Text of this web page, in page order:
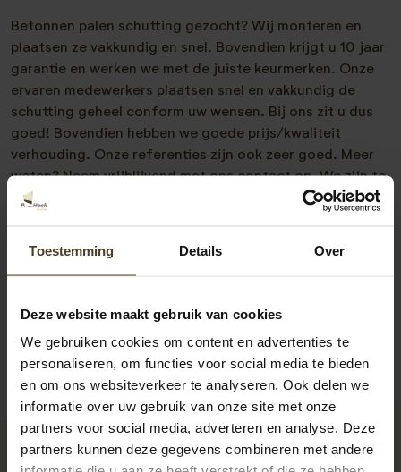
Toestemming Details Over
Deze website maakt gebruik van cookies
We gebruiken cookies om content en advertenties te
personaliseren, om functies voor social media te bieden
en om ons websiteverkeer te analyseren. Ook delen we
informatie over uw gebruik van onze site met onze
partners voor social media, adverteren en analyse. Deze
partners kunnen deze gegevens combineren met andere
Betonnen palen schutting gezocht? Wij monteren en
plaatsen ze vakkundig en snel. Bovendien krijgt u 10 jaar
garantie en werken we met de juiste keurmerken. Onze
ervaren medewerkers plaatsen snel en vakkundig de
schutting geheel conform uw wensen. Bij ons zit u dus
goed! Bovendien hebben we goede prijs/kwaliteit
verhouding. Onze referenties zijn ook zeer goed. Meer
weten? Neem vrijblijvend met ons contact op. We zijn te
bereiken op 077- 206 5000 of via
bericht van ons.